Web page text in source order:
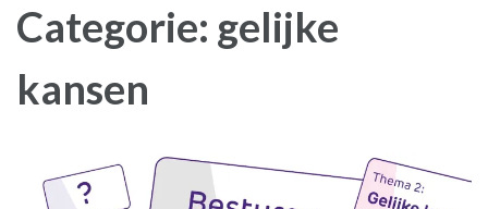
Categorie: gelijke
kansen